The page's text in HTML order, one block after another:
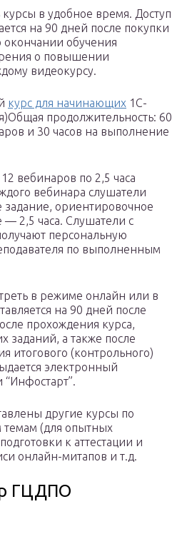
в удобное время. Доступ
на 90 дней после покупки
окончании обучения
о повышении
видеокурсу.
курс для начинающих 1С-
продолжительность: 60
и 30 часов на выполнение
вебинаров по 2,5 часа
вебинара слушатели
ориентировочное
2,5 часа. Слушатели с
персональную
по выполненным
в режиме онлайн или в
на 90 дней после
прохождения курса,
заданий, а также после
итогового (контрольного)
электронный
другие курсы по
(для опытных
к аттестации и
онлайн-митапов и т.д.
ГЦДПО